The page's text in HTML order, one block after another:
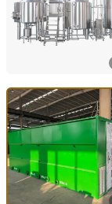
Shandong,
Qingdao
Co., Ltd.
Shandong,